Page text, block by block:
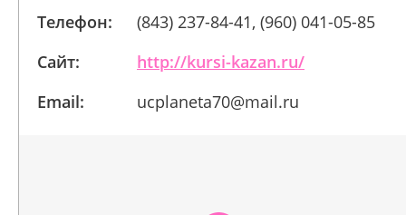
Телефон:
(843) 237-84-41, (960) 041-05-85
Сайт:
http://kursi-kazan.ru/
Email:
ucplaneta70@mail.ru